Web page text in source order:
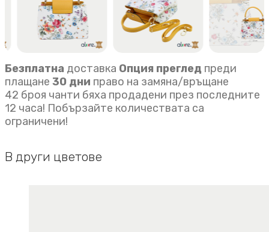
Безплатна доставка Опция преглед преди
плащане 30 дни право на замяна/връщане
42 броя чанти бяха продадени през последните
12 часа! Побързайте количествата са
ограничени!
В други цветове